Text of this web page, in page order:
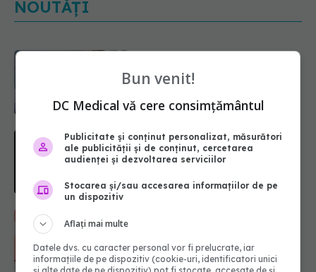
NOUTĂȚI
08.08.2026, 14:00
5 mituri despre menstruație pe care
să nu le mai crezi
08.08.2026, 13:00
08.08.2026, 12:00
Bun venit!
DC Medical vă cere consimțământul
Publicitate și conținut personalizat, măsurători
ale publicității și de conținut, cercetarea
audienței și dezvoltarea serviciilor
Stocarea și/sau accesarea informațiilor de pe
un dispozitiv
Aflați mai multe
Datele dvs. cu caracter personal vor fi prelucrate, iar
informațiile de pe dispozitiv (cookie-uri, identificatori unici